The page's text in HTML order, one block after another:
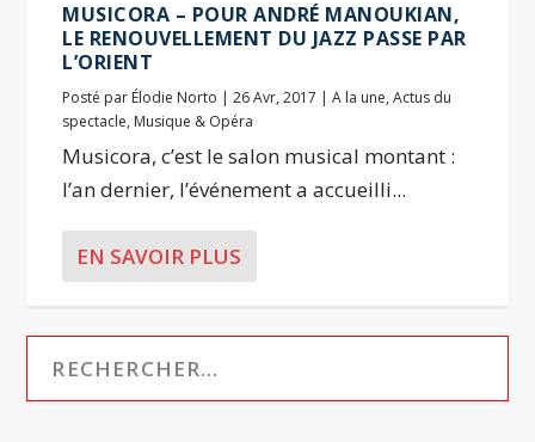
MUSICORA – POUR ANDRÉ MANOUKIAN,
LE RENOUVELLEMENT DU JAZZ PASSE PAR
L’ORIENT
Posté par Élodie Norto |26 Avr, 2017 |A la une,Actus du
spectacle, Musique & Opéra
Musicora, c’est le salon musical montant :
l’an dernier, l’événement a accueilli...
EN SAVOIR PLUS